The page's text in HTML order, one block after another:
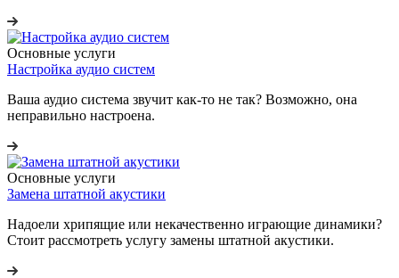
Основные услуги
Настройка аудио систем
Ваша аудио система звучит как-то не так? Возможно, она
неправильно настроена.
Основные услуги
Замена штатной акустики
Надоели хрипящие или некачественно играющие динамики?
Стоит рассмотреть услугу замены штатной акустики.